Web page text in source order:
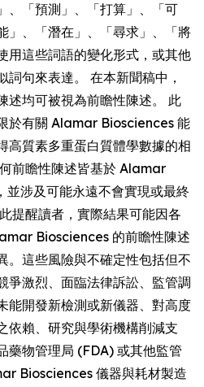
、「預測」、「打算」、「可
」、「潛在」、「尋求」、「將
用這些詞語的變化形式，或其他
詞句來表達。 在本新聞稿中，
述均可被視為前瞻性陳述。 此
於有關 Alamar Biosciences 能
高質素多重蛋白質體學數據的相
前瞻性陳述皆基於 Alamar
涉及可能永遠不會實現或最終
提醒讀者，實際結果可能因各
Biosciences 的前瞻性陳述
。這些風險與不確定性包括但不
爭激烈、面臨法律訴訟、監管調
能開發新檢測或新儀器、對高度
依賴、研究與學術機構削減支
藥物管理局 (FDA) 或其他監管
Biosciences 儀器與耗材製造